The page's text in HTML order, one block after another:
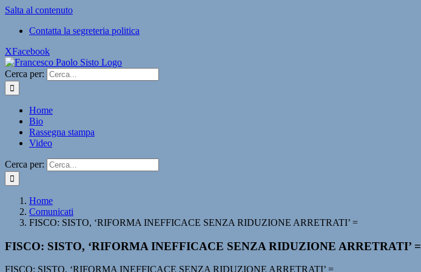
Salta al contenuto
Contatta la segreteria politica
XFacebook
Cerca per:
Home
Bio
Rassegna stampa
Video
Cerca per:
Home
Comunicati
FISCO: SISTO, ‘RIFORMA INEFFICACE SENZA RIDUZIONE ARRETRATI’ =
FISCO: SISTO, ‘RIFORMA INEFFICACE SENZA RIDUZIONE ARRETRATI’ =
FISCO: SISTO, ‘RIFORMA INEFFICACE SENZA RIDUZIONE ARRETRATI’ =